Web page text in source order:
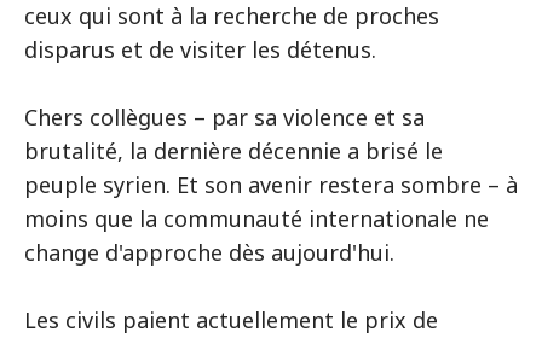
ceux qui sont à la recherche de proches
disparus et de visiter les détenus.
Chers collègues – par sa violence et sa
brutalité, la dernière décennie a brisé le
peuple syrien. Et son avenir restera sombre – à
moins que la communauté internationale ne
change d'approche dès aujourd'hui.
Les civils paient actuellement le prix de